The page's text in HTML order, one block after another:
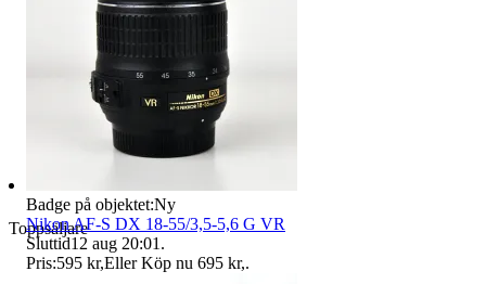
Toppsäljare
Badge på objektet:Ny
Nikon AF-S DX 18-55/3,5-5,6 G VR
Sluttid12 aug 20:01 .
Pris:595 kr,Eller Köp nu 695 kr,.